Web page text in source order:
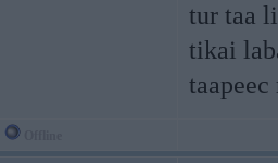
tur taa
tikai